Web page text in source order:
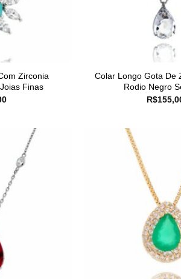
Zirconia
Finas
Colar Longo Gota De
Rodio Negro
R$